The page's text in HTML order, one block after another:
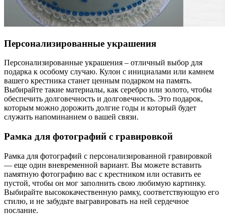
Персонализированные украшения
Персонализированные украшения – отличный выбор для
подарка к особому случаю. Кулон с инициалами или камнем
вашего крестника станет ценным подарком на память.
Выбирайте такие материалы, как серебро или золото, чтобы
обеспечить долговечность и долговечность. Это подарок,
которым можно дорожить долгие годы и который будет
служить напоминанием о вашей связи.
Рамка для фотографий с гравировкой
Рамка для фотографий с персонализированной гравировкой
— еще один вневременной вариант. Вы можете вставить
памятную фотографию вас с крестником или оставить ее
пустой, чтобы он мог заполнить свою любимую картинку.
Выбирайте высококачественную рамку, соответствующую его
стилю, и не забудьте выгравировать на ней сердечное
послание.